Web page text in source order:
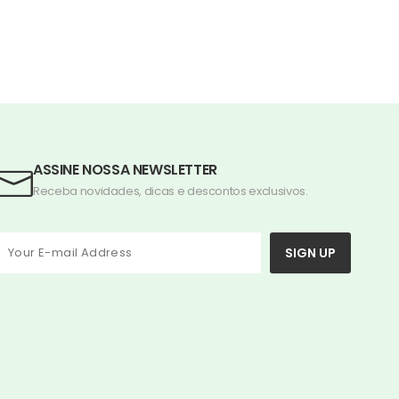
ASSINE NOSSA NEWSLETTER
Receba novidades, dicas e descontos exclusivos.
SIGN UP